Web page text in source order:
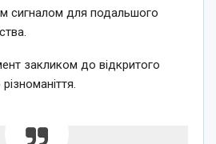
сигналом для подальшого
закликом до відкритого